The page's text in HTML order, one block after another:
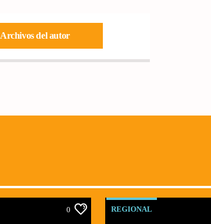
Archivos del autor
0 REGIONAL